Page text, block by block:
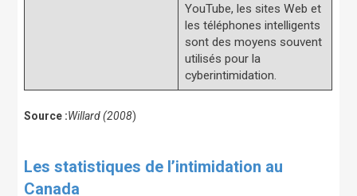
YouTube, les sites Web et
les téléphones intelligents
sont des moyens souvent
utilisés pour la
cyberintimidation.
Source :Willard (2008)
Les statistiques de l’intimidation au
Canada